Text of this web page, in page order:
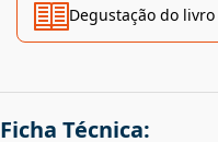
Degustação do livro
Ficha Técnica: